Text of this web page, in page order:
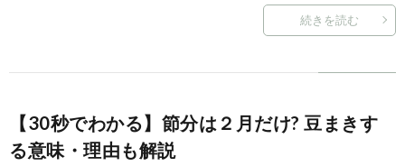
続きを読む
【30秒でわかる】節分は２月だけ? 豆まきす
る意味・理由も解説